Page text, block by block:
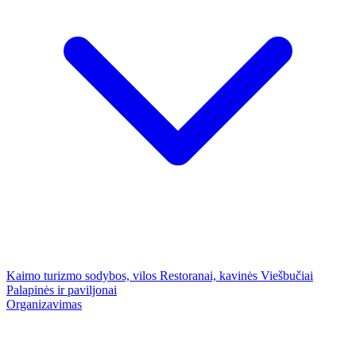
Kaimo turizmo sodybos, vilos Restoranai, kavinės Viešbučiai
Palapinės ir paviljonai
Organizavimas